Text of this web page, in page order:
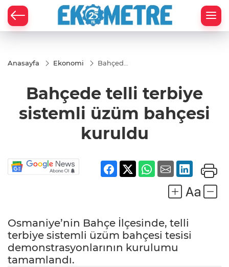
Anasayfa Ekonomi
Bahçede
sistemli
üzüm
kuruldu
Bahçede telli terbiye
sistemli üzüm bahçesi
kuruldu
Osmaniye’nin Bahçe İlçesinde, telli
terbiye sistemli üzüm bahçesi tesisi
demonstrasyonlarının kurulumu
tamamlandı.